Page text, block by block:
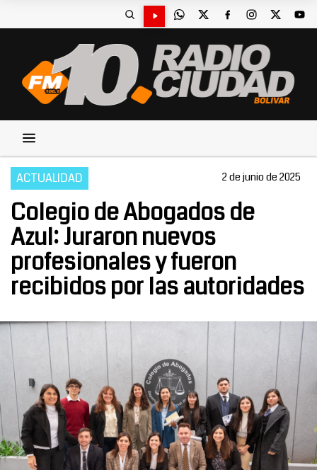
ACTUALIDAD 2 de junio de 2025
Colegio de Abogados de
Azul: Juraron nuevos
profesionales y fueron
recibidos por las autoridades